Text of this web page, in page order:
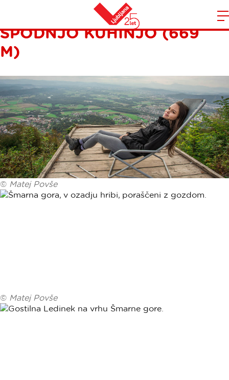
Domov
ŠMARNA GORA: POT ČEZ
SPODNJO KUHINJO (669
M)
© Matej Povše
© Matej Povše